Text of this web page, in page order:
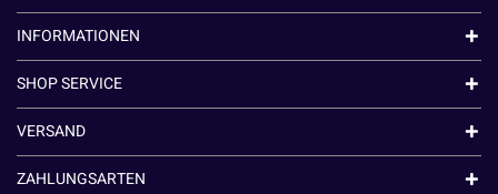
INFORMATIONEN
SHOP SERVICE
VERSAND
ZAHLUNGSARTEN